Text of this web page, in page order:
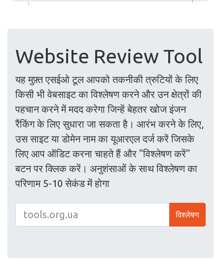
Website Review Tool
यह मुफ़्त एसईओ टूल आपको तकनीकी त्रुटियों के लिए
किसी भी वेबसाइट का विश्लेषण करने और उन क्षेत्रों की
पहचान करने में मदद करेगा जिन्हें बेहतर खोज इंजन
रैंकिंग के लिए सुधारा जा सकता है। आरंभ करने के लिए,
उस साइट या डोमेन नाम का यूआरएल दर्ज करें जिसके
लिए आप ऑडिट करना चाहते हैं और "विश्लेषण करें"
बटन पर क्लिक करें। अनुशंसाओं के साथ विश्लेषण का
परिणाम 5-10 सेकंड में होगा
विश्लेषण